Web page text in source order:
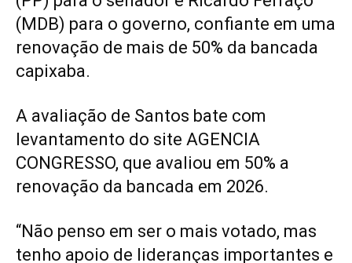
(MDB) para o governo, confiante em uma
renovação de mais de 50% da bancada
capixaba.
A avaliação de Santos bate com
levantamento do site AGENCIA
CONGRESSO, que avaliou em 50% a
renovação da bancada em 2026.
“Não penso em ser o mais votado, mas
tenho apoio de lideranças importantes e